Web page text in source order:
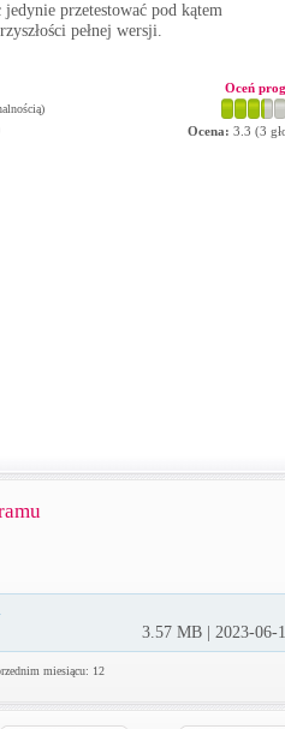
przetestować pod kątem
pełnej wersji.
Oceń
Ocena: 3.3 (3
3.57 MB | 2023-06-
miesiącu: 12